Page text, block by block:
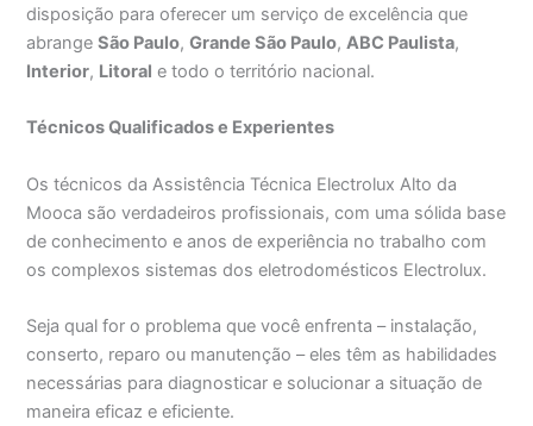
disposição para oferecer um serviço de excelência que
abrangeSão Paulo,Grande São Paulo,ABC Paulista,
Interior, Litoral e todo o território nacional.
Técnicos Qualificados e Experientes
Os técnicos da Assistência Técnica Electrolux Alto da
Mooca são verdadeiros profissionais, com uma sólida base
de conhecimento e anos de experiência no trabalho com
os complexos sistemas dos eletrodomésticos Electrolux.
Seja qual for o problema que você enfrenta – instalação,
conserto, reparo ou manutenção – eles têm as habilidades
necessárias para diagnosticar e solucionar a situação de
maneira eficaz e eficiente.